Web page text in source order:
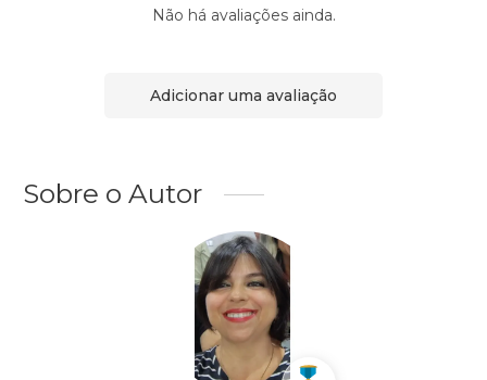
Não há avaliações ainda.
Adicionar uma avaliação
Sobre o Autor